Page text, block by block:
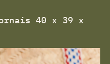
40 x 39 x